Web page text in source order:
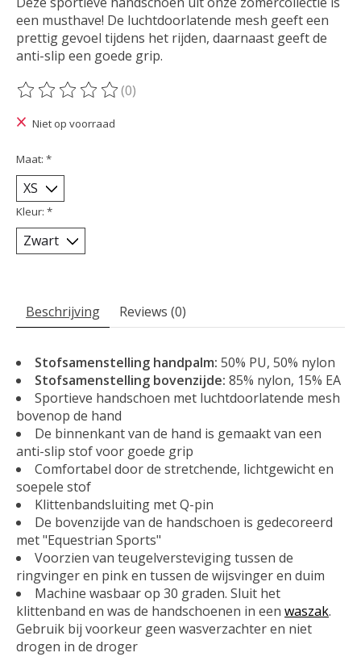
een musthave! De luchtdoorlatende mesh geeft een
prettig gevoel tijdens het rijden, daarnaast geeft de
anti-slip een goede grip.
De beoordeling van dit product is
(0)
Niet op voorraad
Maat: *
Kleur: *
Beschrijving Reviews (0)
Stofsamenstelling handpalm: 50% PU, 50% nylon
Stofsamenstelling bovenzijde: 85% nylon, 15% EA
Sportieve handschoen met luchtdoorlatende mesh
bovenop de hand
De binnenkant van de hand is gemaakt van een
anti-slip stof voor goede grip
Comfortabel door de stretchende, lichtgewicht en
soepele stof
Klittenbandsluiting met Q-pin
De bovenzijde van de handschoen is gedecoreerd
met "Equestrian Sports"
Voorzien van teugelversteviging tussen de
ringvinger en pink en tussen de wijsvinger en duim
Machine wasbaar op 30 graden. Sluit het
klittenband en was de handschoenen in een waszak.
Gebruik bij voorkeur geen wasverzachter en niet
drogen in de droger